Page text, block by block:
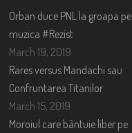
Orban duce PNL la groapa pe
muzica #Rezist
March 19, 2019
Rares versus Mandachi sau
Confruntarea Titanilor
March 15, 2019
Moroiul care bântuie liber pe